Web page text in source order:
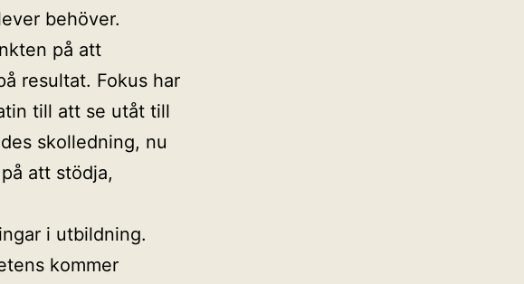
behöver.
på att
resultat. Fokus har
till att se utåt till
skolledning, nu
att stödja,
i utbildning.
kommer